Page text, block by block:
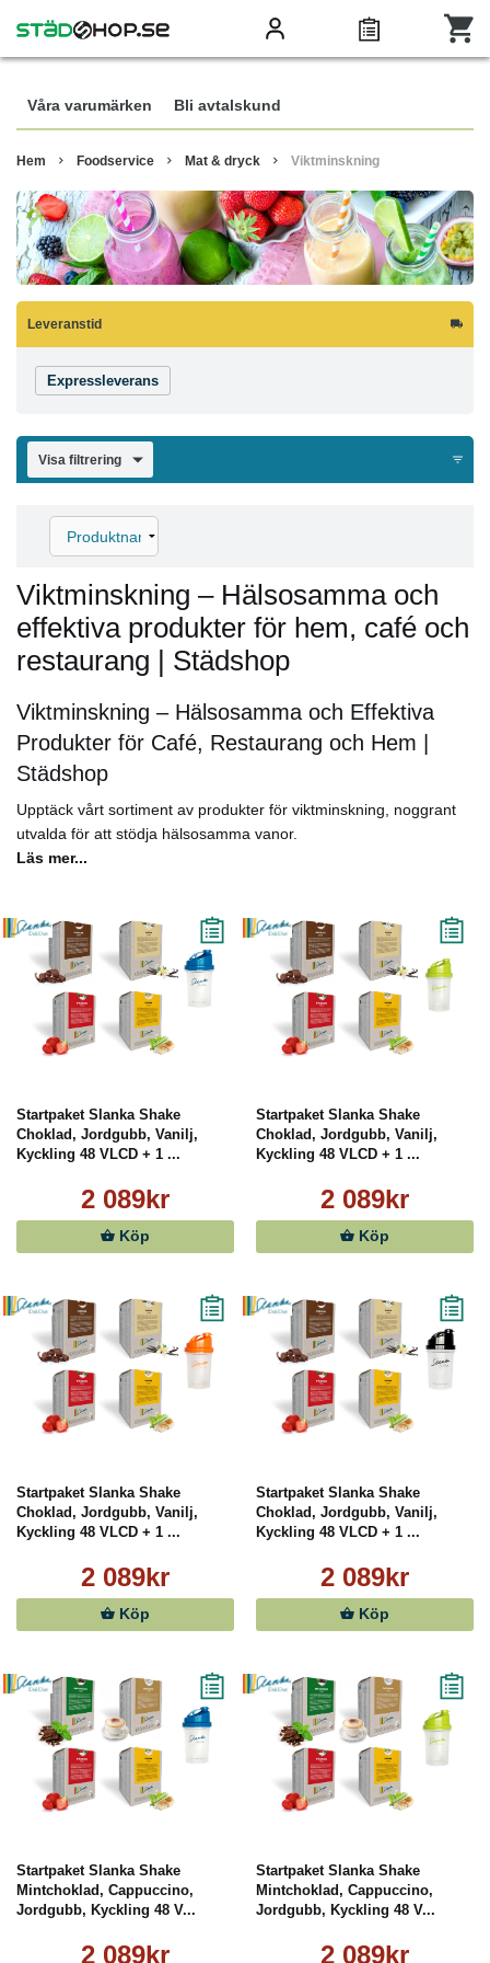
Våra varumärken Bli avtalskund
Hem Foodservice Mat & dryck Viktminskning
Leveranstid
Expressleverans
Visa filtrering
Viktminskning – Hälsosamma och
effektiva produkter för hem, café och
restaurang | Städshop
Viktminskning – Hälsosamma och Effektiva
Produkter för Café, Restaurang och Hem |
Städshop
Upptäck vårt sortiment av produkter för viktminskning, noggrant
utvalda för att stödja hälsosamma vanor.
Läs mer...
Startpaket Slanka Shake
Choklad, Jordgubb, Vanilj,
Kyckling 48 VLCD + 1 ...
2 089kr
Köp
Startpaket Slanka Shake
Choklad, Jordgubb, Vanilj,
Kyckling 48 VLCD + 1 ...
2 089kr
Köp
Startpaket Slanka Shake
Choklad, Jordgubb, Vanilj,
Kyckling 48 VLCD + 1 ...
2 089kr
Köp
Startpaket Slanka Shake
Choklad, Jordgubb, Vanilj,
Kyckling 48 VLCD + 1 ...
2 089kr
Köp
Startpaket Slanka Shake
Mintchoklad, Cappuccino,
Jordgubb, Kyckling 48 V...
2 089kr
Startpaket Slanka Shake
Mintchoklad, Cappuccino,
Jordgubb, Kyckling 48 V...
2 089kr